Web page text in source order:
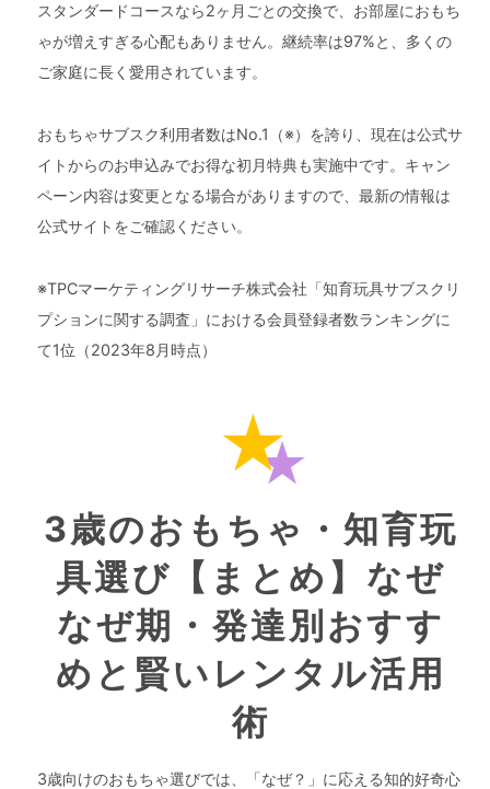
スタンダードコースなら2ヶ月ごとの交換で、お部屋におもち
ゃが増えすぎる心配もありません。継続率は97%と、多くの
ご家庭に長く愛用されています。
おもちゃサブスク利用者数はNo.1（※）を誇り、現在は公式サ
イトからのお申込みでお得な初月特典も実施中です。キャン
ペーン内容は変更となる場合がありますので、最新の情報は
公式サイトをご確認ください。
※TPCマーケティングリサーチ株式会社「知育玩具サブスクリ
プションに関する調査」における会員登録者数ランキングに
て1位（2023年8月時点）
3歳のおもちゃ・知育玩
具選び【まとめ】なぜ
なぜ期・発達別おすす
めと賢いレンタル活用
術
3歳向けのおもちゃ選びでは、「なぜ？」に応える知的好奇心